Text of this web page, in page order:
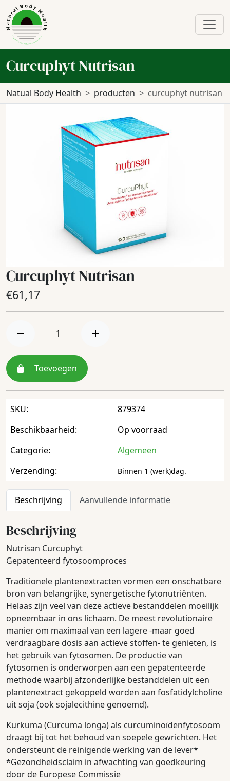
Curcuphyt Nutrisan
Natual Body Health producten curcuphyt nutrisan
Curcuphyt Nutrisan
€61,17
Toevoegen
SKU:
879374
Beschikbaarheid:
Op voorraad
Categorie:
Algemeen
Verzending:
Binnen 1 (werk)dag.
Beschrijving Aanvullende informatie
Beschrijving
Nutrisan Curcuphyt
Gepatenteerd fytosoomproces
Traditionele plantenextracten vormen een onschatbare
bron van belangrijke, synergetische fytonutriënten.
Helaas zijn veel van deze actieve bestanddelen moeilijk
opneembaar in ons lichaam. De meest revolutionaire
manier om maximaal van een lagere -maar goed
verdraagbare dosis aan actieve stoffen- te genieten, is
het gebruik van fytosomen. De productie van
fytosomen is onderworpen aan een gepatenteerde
methode waarbij afzonderlijke bestanddelen uit een
plantenextract gekoppeld worden aan fosfatidylcholine
uit soja (ook sojalecithine genoemd).
Kurkuma (Curcuma longa) als curcuminoïdenfytosoom
draagt bij tot het behoud van soepele gewrichten. Het
ondersteunt de reinigende werking van de lever*
*Gezondheidsclaim in afwachting van goedkeuring
door de Europese Commissie